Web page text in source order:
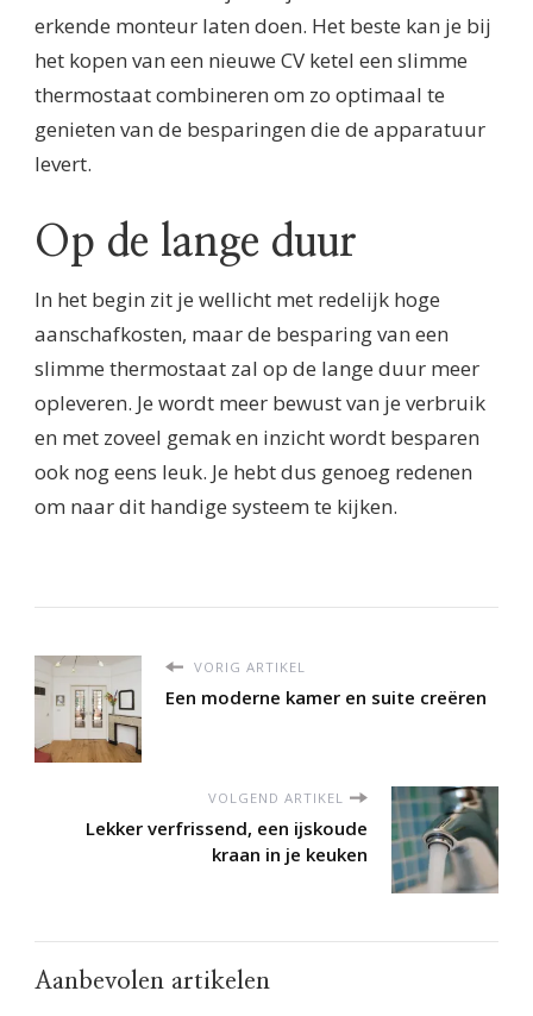
erkende monteur laten doen. Het beste kan je bij
het kopen van een nieuwe CV ketel een slimme
thermostaat combineren om zo optimaal te
genieten van de besparingen die de apparatuur
levert.
Op de lange duur
In het begin zit je wellicht met redelijk hoge
aanschafkosten, maar de besparing van een
slimme thermostaat zal op de lange duur meer
opleveren. Je wordt meer bewust van je verbruik
en met zoveel gemak en inzicht wordt besparen
ook nog eens leuk. Je hebt dus genoeg redenen
om naar dit handige systeem te kijken.
VORIG ARTIKEL
Een moderne kamer en suite creëren
VOLGEND ARTIKEL
Lekker verfrissend, een ijskoude
kraan in je keuken
Aanbevolen artikelen